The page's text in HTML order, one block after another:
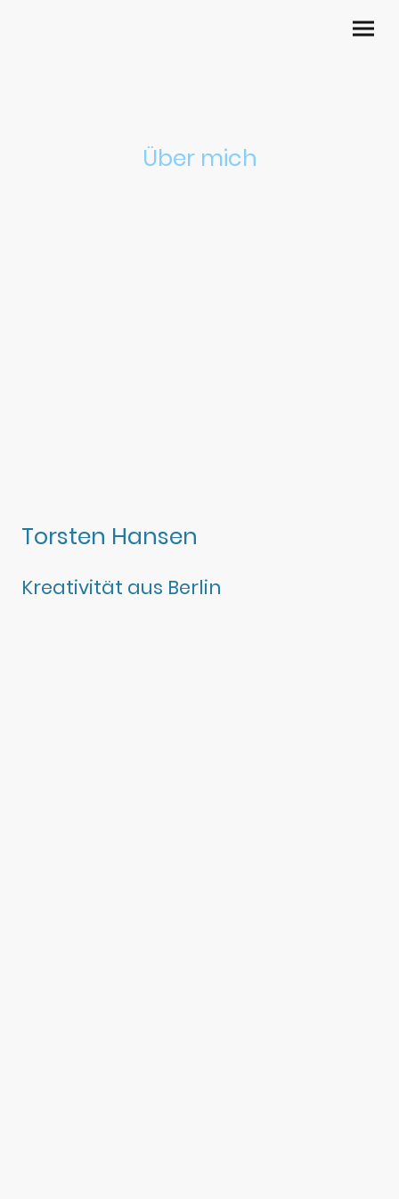
Über mich
Torsten Hansen
Kreativität aus Berlin